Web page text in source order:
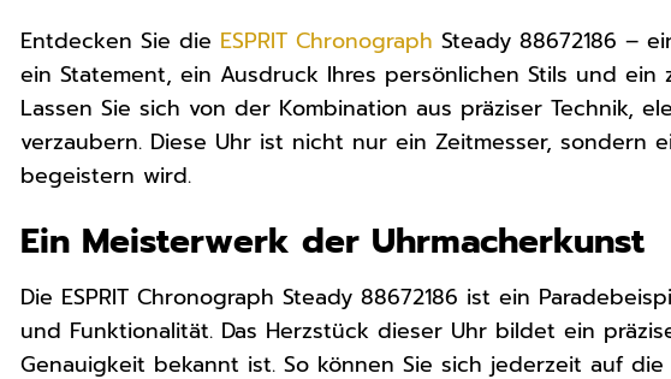
Entdecken Sie die ESPRIT Chronograph Steady 88672186 –
ein Statement, ein Ausdruck Ihres persönlichen Stils und
Lassen Sie sich von der Kombination aus präziser Technik,
verzaubern. Diese Uhr ist nicht nur ein Zeitmesser, sondern
begeistern wird.
Ein Meisterwerk der Uhrmacherkunst
Die ESPRIT Chronograph Steady 88672186 ist ein
und Funktionalität. Das Herzstück dieser Uhr bildet ein
Genauigkeit bekannt ist. So können Sie sich jederzeit auf